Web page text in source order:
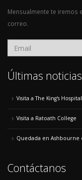
Mensualmente te iremos
correo.
Últimas noticias
Visita a The King's
Visita a Ratoath College
Quedada en Ashbourne
Contáctanos